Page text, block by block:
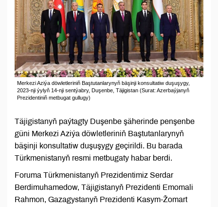
Merkezi Aziýa döwletleriniň Baştutanlarynyň bäşinji konsultatiw duşuşygy,
2023-nji ýylyň 14-nji sentýabry, Duşenbe, Täjigistan (Surat: Azerbaýjanyň
Prezidentiniň metbugat gullugy)
Täjigistanyň paýtagty Duşenbe şäherinde penşenbe
güni Merkezi Aziýa döwletleriniň Baştutanlarynyň
bäşinji konsultatiw duşuşygy geçirildi. Bu barada
Türkmenistanyň resmi metbugaty habar berdi.
Foruma Türkmenistanyň Prezidentimiz Serdar
Berdimuhamedow, Täjigistanyň Prezidenti Emomali
Rahmon, Gazagystanyň Prezidenti Kasym-Žomart